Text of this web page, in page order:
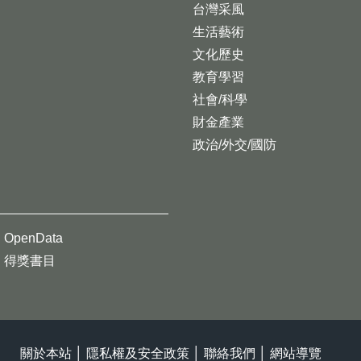
台灣采風
生活藝術
文化歷史
教育學習
社會/科學
財金產業
政治/外交/國防
OpenData
得獎書目
關於本站 隱私權及安全政策 聯絡我們 網站導覽